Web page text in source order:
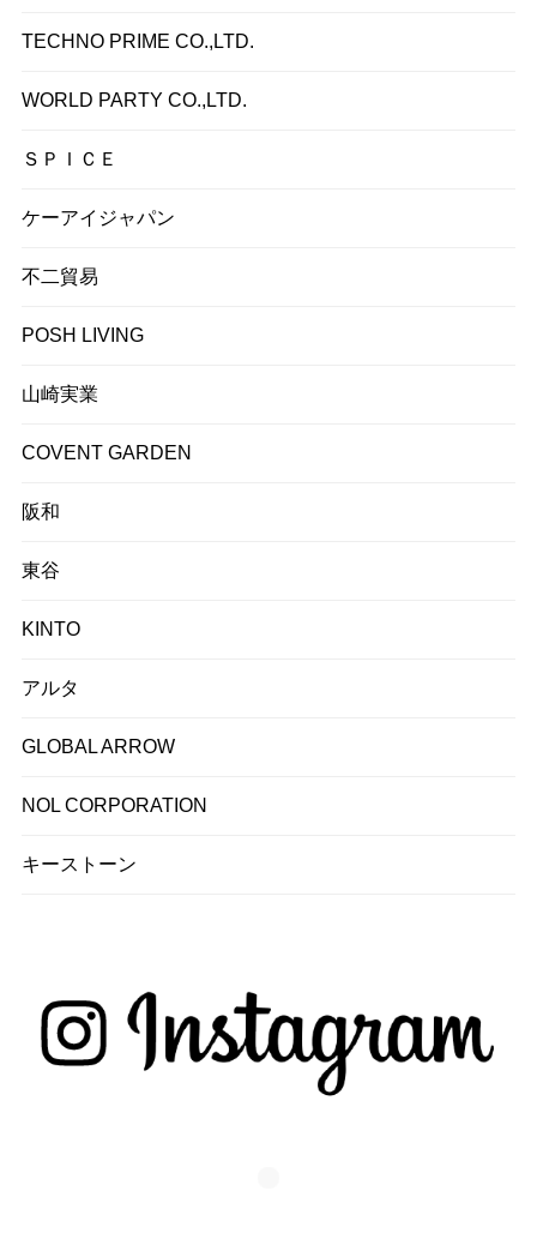
TECHNO PRIME CO.,LTD.
WORLD PARTY CO.,LTD.
ＳＰＩＣＥ
ケーアイジャパン
不二貿易
POSH LIVING
山崎実業
COVENT GARDEN
阪和
東谷
KINTO
アルタ
GLOBAL ARROW
NOL CORPORATION
キーストーン